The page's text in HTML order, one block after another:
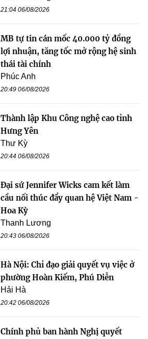
21:04 06/08/2026
MB tự tin cán mốc 40.000 tỷ đồng
lợi nhuận, tăng tốc mở rộng hệ sinh
thái tài chính
Phúc Anh
20:49 06/08/2026
Thành lập Khu Công nghệ cao tỉnh
Hưng Yên
Thư Kỳ
20:44 06/08/2026
Đại sứ Jennifer Wicks cam kết làm
cầu nối thúc đẩy quan hệ Việt Nam -
Hoa Kỳ
Thanh Lương
20:43 06/08/2026
Hà Nội: Chỉ đạo giải quyết vụ việc ở
phường Hoàn Kiếm, Phú Diễn
Hải Hà
20:42 06/08/2026
Chính phủ ban hành Nghị quyết